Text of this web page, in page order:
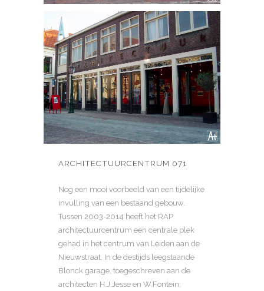
ARCHITECTUURCENTRUM 071
Nog een mooi voorbeeld van een tijdelijke
invulling van een bestaand gebouw.
Tussen 2003-2014 heeft het RAP
architectuurcentrum een centrale plek
gehad in het centrum van Leiden aan de
Nieuwstraat. In de destijds leegstaande
Blonck garage, toegeschreven aan de
architecten H.J.Jesse en W.Fontein,